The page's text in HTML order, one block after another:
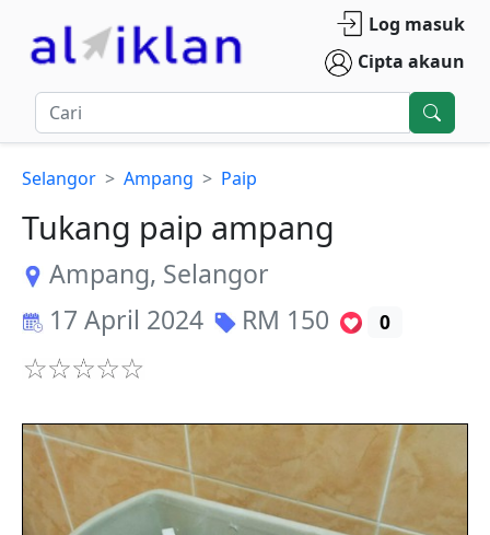
Log masuk
Cipta akaun
Selangor Ampang Paip
Tukang paip ampang
Ampang, Selangor
17 April 2024
RM 150 0